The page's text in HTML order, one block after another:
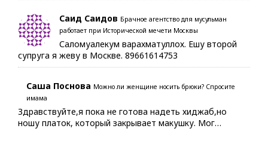
Саид Саидов Брачное агентство для мусульман
работает при Исторической мечети Москвы
Саломуалекум варахматуллох. Ешу второй
супруга я жеву в Москве. 89661614753
Саша Поснова Можно ли женщине носить брюки? Спросите
имама
Здравствуйте,я пока не готова надеть хиджаб,но
ношу платок, который закрывает макушку. Мог…